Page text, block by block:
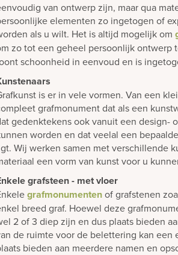
van ontwerp zijn, maar qua
elementen zo ingetogen of
als u wilt. Het is altijd mogelijk om
zo tot een geheel persoonlijk ontwerp
schoonheid in eenvoud en is
is er in vele vormen. Van een
grafmonument dat als een
gedenktekens ook vanuit een design-
worden en dat veelal een
Wij werken samen met verschillende
een vorm van kunst voor u
grafsteen - met vloer
grafmonumentenof grafstenen
breed graf. Hoewel deze
2 of 3 diep zijn en dus plaats bieden
de ruimte voor de belettering kan een
bieden aan meerdere namen en